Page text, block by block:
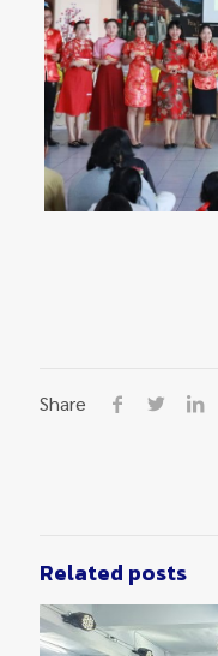
Share
Related posts